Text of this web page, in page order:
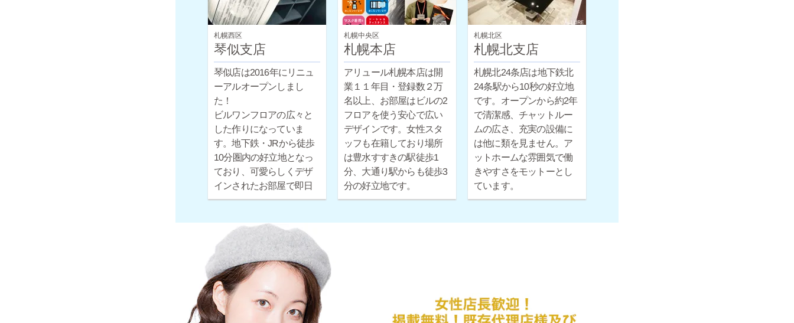
札幌西区
琴似支店
琴似店は2016年にリニュ
ーアルオープンしまし
た！
ビルワンフロアの広々と
した作りになっていま
す。地下鉄・JRから徒歩
10分圏内の好立地となっ
ており、可愛らしくデザ
インされたお部屋で即日
お
札幌中央区
札幌本店
アリュール札幌本店は開
業１１年目・登録数２万
名以上、お部屋はビルの2
フロアを使う安心で広い
デザインです。女性スタ
ッフも在籍しており場所
は豊水すすきの駅徒歩1
分、大通り駅からも徒歩3
分の好立地です。
札幌北区
札幌北支店
札幌北24条店は地下鉄北
24条駅から10秒の好立地
です。オープンから約2年
で清潔感、チャットルー
ムの広さ、充実の設備に
は他に類を見ません。ア
ットホームな雰囲気で働
きやすさをモットーとし
ています。